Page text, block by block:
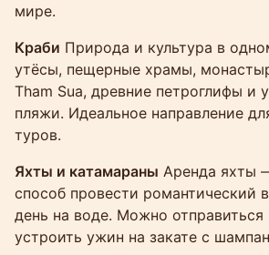
мире.
Краби Природа и культура в
утёсы, пещерные храмы,
Tham Sua, древние петроглифы и
пляжи. Идеальное направление
туров.
Яхты и катамараны Аренда яхты
способ провести романтический
день на воде. Можно
устроить ужин на закате с